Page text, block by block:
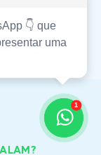
1
👇 que
uma